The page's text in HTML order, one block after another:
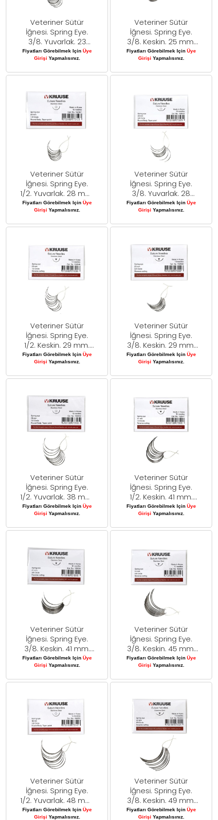
Veteriner Sütür
İğnesi. Spring Eye.
3/8. Yuvarlak. 23
mm. 10/pk
Fiyatları Görebilmek Için Üye
Girişi Yapmalısınız.
Veteriner Sütür
İğnesi. Spring Eye.
3/8. Keskin. 25 mm.
10/pk
Fiyatları Görebilmek Için Üye
Girişi Yapmalısınız.
Veteriner Sütür
İğnesi. Spring Eye.
1/2. Yuvarlak. 28 mm.
10/pk
Fiyatları Görebilmek Için Üye
Girişi Yapmalısınız.
Veteriner Sütür
İğnesi. Spring Eye.
3/8. Yuvarlak. 28
mm. 10/pk
Fiyatları Görebilmek Için Üye
Girişi Yapmalısınız.
Veteriner Sütür
İğnesi. Spring Eye.
1/2. Keskin. 29 mm.
10/pk
Fiyatları Görebilmek Için Üye
Girişi Yapmalısınız.
Veteriner Sütür
İğnesi. Spring Eye.
3/8. Keskin. 29 mm.
10/pk
Fiyatları Görebilmek Için Üye
Girişi Yapmalısınız.
Veteriner Sütür
İğnesi. Spring Eye.
1/2. Yuvarlak. 38 mm.
10/pk
Fiyatları Görebilmek Için Üye
Girişi Yapmalısınız.
Veteriner Sütür
İğnesi. Spring Eye.
1/2. Keskin. 41 mm.
10/pk
Fiyatları Görebilmek Için Üye
Girişi Yapmalısınız.
Veteriner Sütür
İğnesi. Spring Eye.
3/8. Keskin. 41 mm.
10/pk
Fiyatları Görebilmek Için Üye
Girişi Yapmalısınız.
Veteriner Sütür
İğnesi. Spring Eye.
3/8. Keskin. 45 mm.
10/pk
Fiyatları Görebilmek Için Üye
Girişi Yapmalısınız.
Veteriner Sütür
İğnesi. Spring Eye.
1/2. Yuvarlak. 48 mm.
10/pk
Fiyatları Görebilmek Için Üye
Girişi Yapmalısınız.
Veteriner Sütür
İğnesi. Spring Eye.
3/8. Keskin. 49 mm.
10/pk
Fiyatları Görebilmek Için Üye
Girişi Yapmalısınız.